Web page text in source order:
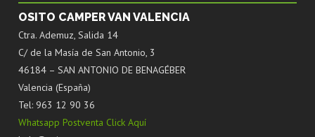
OSITO CAMPER VAN VALENCIA
Ctra. Ademuz, Salida 14
C/ de la Masía de San Antonio, 3
46184 – SAN ANTONIO DE BENAGÉBER
Valencia (España)
Tel: 963 12 90 36
Whatsapp Postventa Click Aquí